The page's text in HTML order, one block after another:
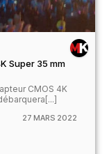
Super 35 mm
CMOS 4K
27 MARS 2022